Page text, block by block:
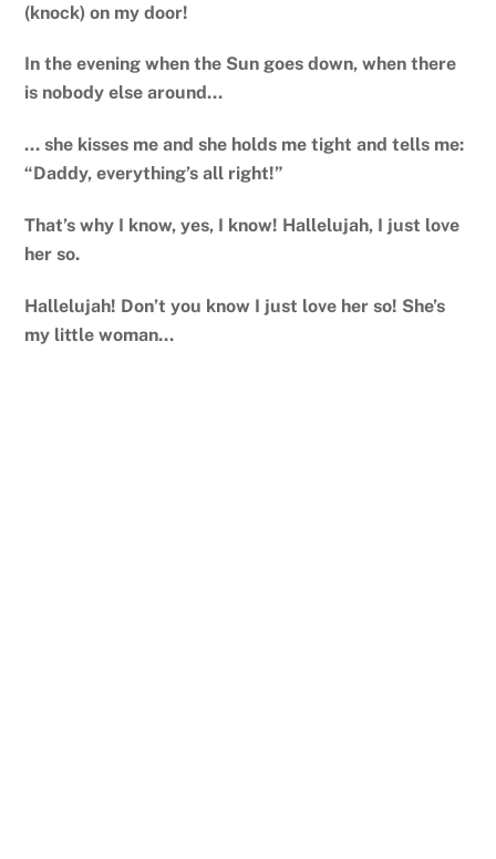
(knock) on my door!
In the evening when the Sun goes down, when there
is nobody else around…
… she kisses me and she holds me tight and tells me:
“Daddy, everything’s all right!”
That’s why I know, yes, I know! Hallelujah, I just love
her so.
Hallelujah! Don’t you know I just love her so! She’s
my little woman…